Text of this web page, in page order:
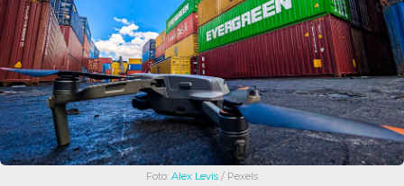
Foto: Alex Levis / Pexels